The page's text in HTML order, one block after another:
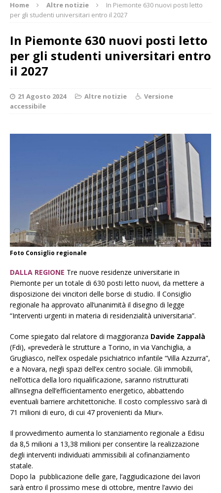
Home Altre notizie
In Piemonte 630 nuovi posti letto
per gli studenti universitari entro il 2027
In Piemonte 630 nuovi posti letto
per gli studenti universitari entro
il 2027
21 Agosto 2024 Altre notizie
Versione
accessibile
Foto Consiglio regionale
DALLA REGIONE Tre nuove residenze universitarie in
Piemonte per un totale di 630 posti letto nuovi, da mettere a
disposizione dei vincitori delle borse di studio. Il Consiglio
regionale ha approvato all’unanimità il disegno di legge
“Interventi urgenti in materia di residenzialità universitaria”.
Come spiegato dal relatore di maggioranza Davide Zappalà
(Fdi), «prevederà le strutture a Torino, in via Vanchiglia, a
Grugliasco, nell’ex ospedale psichiatrico infantile “Villa Azzurra”,
e a Novara, negli spazi dell’ex centro sociale. Gli immobili,
nell’ottica della loro riqualificazione, saranno ristrutturati
all’insegna dell’efficientamento energetico, abbattendo
eventuali barriere architettoniche. Il costo complessivo sarà di
71 milioni di euro, di cui 47 provenienti da Miur».
Il provvedimento aumenta lo stanziamento regionale a Edisu
da 8,5 milioni a 13,38 milioni per consentire la realizzazione
degli interventi individuati ammissibili al cofinanziamento
statale.
Dopo la pubblicazione delle gare, l’aggiudicazione dei lavori
sarà entro il prossimo mese di ottobre, mentre l’avvio dei